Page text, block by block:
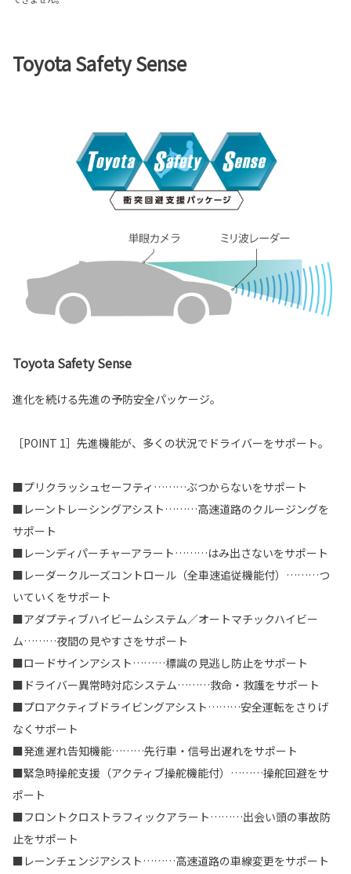
Toyota Safety Sense
Toyota Safety Sense
進化を続ける先進の予防安全パッケージ。
［POINT 1］先進機能が、多くの状況でドライバーをサポート。
■プリクラッシュセーフティ………ぶつからないをサポート
■レーントレーシングアシスト………高速道路のクルージングを
サポート
■レーンディパーチャーアラート………はみ出さないをサポート
■レーダークルーズコントロール（全車速追従機能付）………つ
いていくをサポート
■アダプティブハイビームシステム／オートマチックハイビー
ム………夜間の見やすさをサポート
■ロードサインアシスト………標識の見逃し防止をサポート
■ドライバー異常時対応システム………救命・救護をサポート
■プロアクティブドライビングアシスト………安全運転をさりげ
なくサポート
■発進遅れ告知機能………先行車・信号出遅れをサポート
■緊急時操舵支援（アクティブ操舵機能付）………操舵回避をサ
ポート
■フロントクロストラフィックアラート………出会い頭の事故防
止をサポート
■レーンチェンジアシスト………高速道路の車線変更をサポート